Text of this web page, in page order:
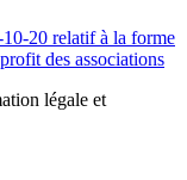
20 relatif à la forme
des associations
légale et